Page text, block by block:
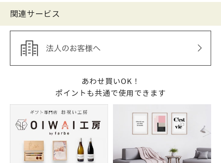
関連サービス
あわせ買いOK！
ポイントも共通で使用できます